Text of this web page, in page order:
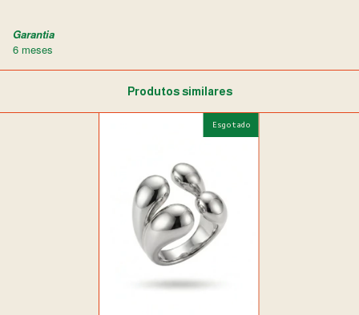
Garantia
6 meses
Produtos similares
Esgotado